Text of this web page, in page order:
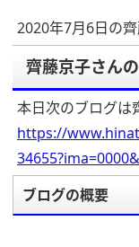
2020年7月6日の
齊藤京子さん
本日次のブログは
https://
ブログの概要